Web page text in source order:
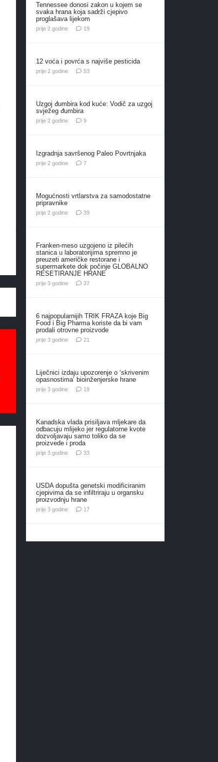
Tennessee donosi zakon u kojem se
svaka hrana koja sadrži cjepivo
proglašava lijekom
prije 2 godine 19komentara
12 voća i povrća s najviše pesticida
prije 2 godine 53komentara
Uzgoj đumbira kod kuće: Vodič za uzgoj
svježeg đumbira
prije 2 godine 9komentara
Izgradnja savršenog Paleo Povrtnjaka
prije 2 godine 7komentara
Mogućnosti vrtlarstva za samodostatne
pripravnike
prije 2 godine 39komentara
Franken-meso uzgojeno iz pilećih
stanica u laboratorijima spremno je
preuzeti američke restorane i
supermarkete dok počinje GLOBALNO
RESETIRANJE HRANE
prije 3 godine 37komentara
6 najpopularnijih TRIK FRAZA koje Big
Food i Big Pharma koriste da bi vam
prodali otrovne proizvode
prije 3 godine 21
Liječnici izdaju upozorenje o ‘skrivenim
opasnostima’ bioinženjerske hrane
prije 3 godine 19komentara
Kanadska vlada prisiljava mljekare da
odbacuju mlijeko jer regulatorne kvote
dozvoljavaju samo toliko da se
proizvede i proda
prije 3 godine 33komentara
USDA dopušta genetski modificiranim
cjepivima da se infiltriraju u organsku
proizvodnju hrane
prije 3 godine 17komentara